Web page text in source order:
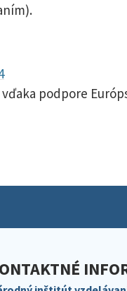
podpore